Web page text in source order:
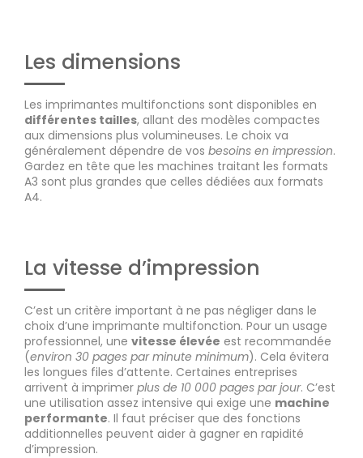
Les dimensions
Les imprimantes multifonctions sont disponibles en
différentes tailles, allant des modèles compactes
aux dimensions plus volumineuses. Le choix va
généralement dépendre de vos besoins en impression.
Gardez en tête que les machines traitant les formats
A3 sont plus grandes que celles dédiées aux formats
A4.
La vitesse d’impression
C’est un critère important à ne pas négliger dans le
choix d’une imprimante multifonction. Pour un usage
professionnel, une vitesse élevée est recommandée
(environ 30 pages par minute minimum). Cela évitera
les longues files d’attente. Certaines entreprises
arrivent à imprimer plus de 10 000 pages par jour. C’est
une utilisation assez intensive qui exige une machine
performante. Il faut préciser que des fonctions
additionnelles peuvent aider à gagner en rapidité
d’impression.